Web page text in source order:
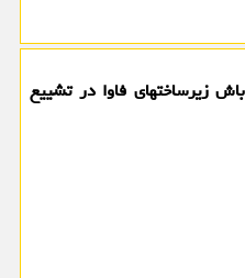
زیرساختهای فاوا در تشییع